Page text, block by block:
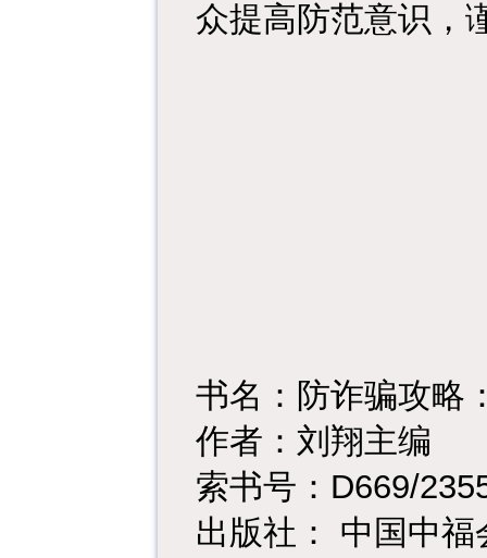
众提高防范意识，
书名：防诈骗攻略
作者：刘翔主编
索书号： D669/
出版社：
中国中福